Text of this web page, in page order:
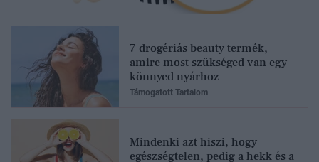
7 drogériás beauty termék,
amire most szükséged van egy
könnyed nyárhoz
Támogatott Tartalom
Mindenki azt hiszi, hogy
egészségtelen, pedig a hekk és a